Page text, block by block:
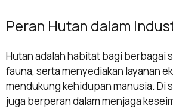
Peran Hutan dalam
Hutan adalah habitat bagi berbagai
fauna, serta menyediakan layanan
mendukung kehidupan manusia. Di
juga berperan dalam menjaga